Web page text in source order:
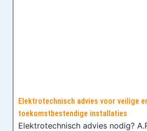
Elektrotechnisch advies voor veilige
toekomstbestendige installaties
Elektrotechnisch advies nodig?